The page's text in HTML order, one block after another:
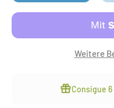
Weitere
Consigue